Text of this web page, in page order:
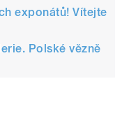
exponátů! Vítejte
Polské vězně